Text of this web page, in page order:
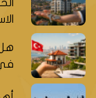
هل
في